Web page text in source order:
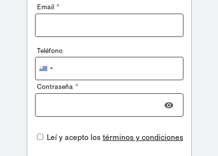
Email *
Teléfono
Uruguay
+598
Contraseña *
Leí y acepto los términos y condiciones